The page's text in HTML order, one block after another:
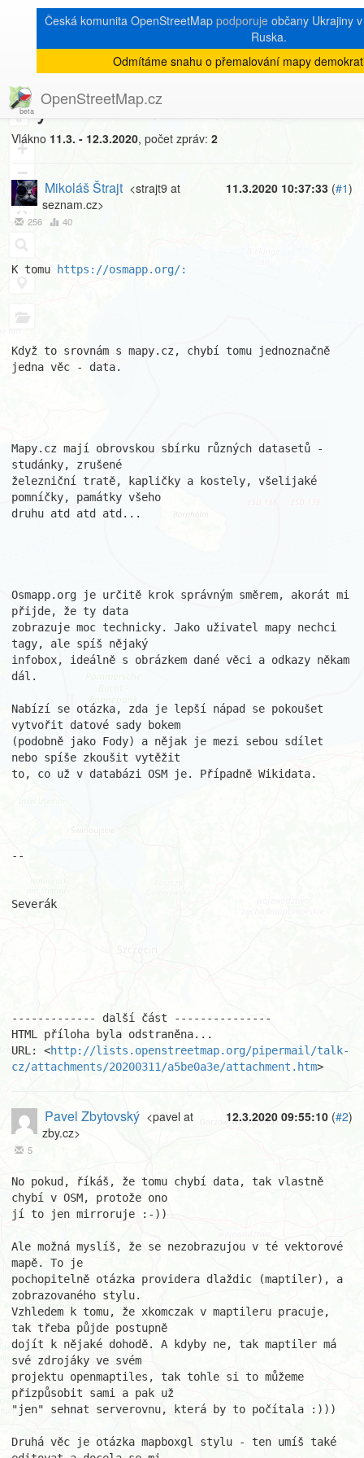
Česká komunita OpenStreetMap podporuje občany Ukrajiny
Ruska.
Odmítáme snahu o přemalování mapy
OpenStreetMap.cz
8
+
−
« zpět na výpis měsíce|
[Talk-cz]
chybí data? nebo ne?
Vlákno 11.3. - 12.3.2020, počet zpráv: 2
11.3.2020 10:37:33 (#1)
Mikoláš Štrajt <strajt9 at
seznam.cz>
256 40
K tomu https://osmapp.org/:
Když to srovnám s mapy.cz, chybí tomu jednoznačně
jedna věc - data.
Mapy.cz mají obrovskou sbírku různých datasetů -
studánky, zrušené
železniční tratě, kapličky a kostely, všelijaké
pomníčky, památky všeho
druhu atd atd atd...
Osmapp.org je určitě krok správným směrem, akorát mi
přijde, že ty data
zobrazuje moc technicky. Jako uživatel mapy nechci
tagy, ale spíš nějaký
infobox, ideálně s obrázkem dané věci a odkazy někam
dál.
Nabízí se otázka, zda je lepší nápad se pokoušet
vytvořit datové sady bokem
(podobně jako Fody) a nějak je mezi sebou sdílet
nebo spíše zkoušit vytěžit
to, co už v databázi OSM je. Případně Wikidata.
--
Severák
------------- další část ---------------
HTML příloha byla odstraněna...
URL: <http://lists.openstreetmap.org/pipermail/talk-
cz/attachments/20200311/a5be0a3e/attachment.htm>
12.3.2020 09:55:10 (#2)
Pavel Zbytovský <pavel at
zby.cz>
5
No pokud, říkáš, že tomu chybí data, tak vlastně
chybí v OSM, protože ono
jí to jen mirroruje :-))
Ale možná myslíš, že se nezobrazujou v té vektorové
mapě. To je
pochopitelně otázka providera dlaždic (maptiler), a
zobrazovaného stylu.
Vzhledem k tomu, že xkomczak v maptileru pracuje,
tak třeba půjde postupně
dojít k nějaké dohodě. A kdyby ne, tak maptiler má
své zdrojáky ve svém
projektu openmaptiles, tak tohle si to můžeme
přizpůsobit sami a pak už
"jen" sehnat serverovnu, která by to počítala :)))
Druhá věc je otázka mapboxgl stylu - ten umíš také